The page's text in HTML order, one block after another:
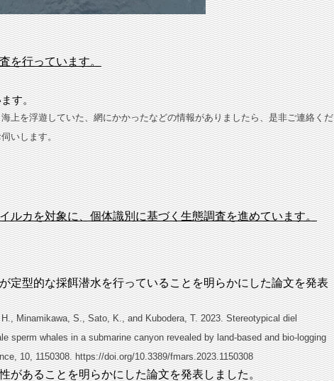
を行っています。
す。
上を浮遊していた、網にかかったなどの情報がありましたら、是非ご連絡くだ
いします。
ルカを対象に、個体識別に基づく生態調査を進めています。
定型的な採餌潜水を行っていることを明らかにした論文を発表
Minamikawa, S., Sato, K., and Kubodera, T. 2023. Stereotypical diel
sperm whales in a submarine canyon revealed by land-based and bio-logging
10, 1150308. https://doi.org/10.3389/fmars.2023.1150308
があることを明らかにした論文を発表しました。